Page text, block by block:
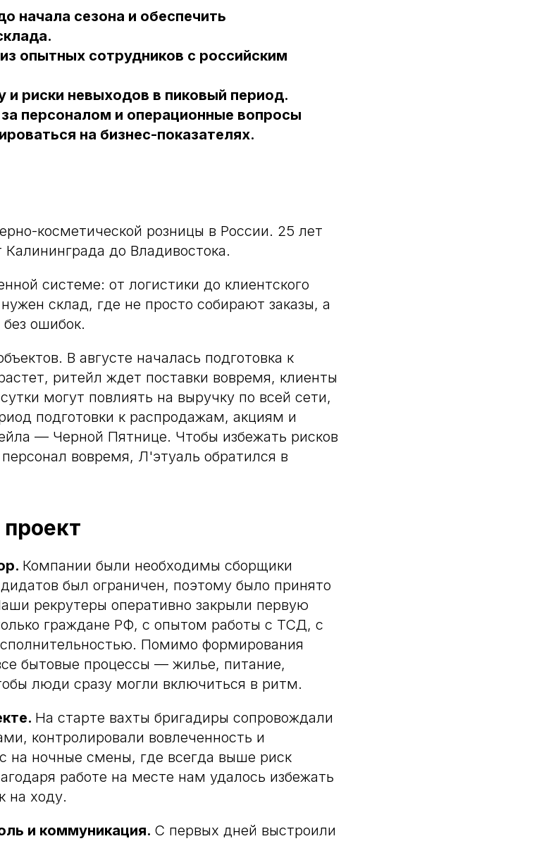
начала сезона и обеспечить
опытных сотрудников с российским
и риски невыходов в пиковый период.
персоналом и операционные вопросы
на бизнес-показателях.
косметической розницы в России. 25 лет
до Владивостока.
системе: от логистики до клиентского
склад, где не просто собирают заказы, а
ошибок.
В августе началась подготовка к
ритейл ждет поставки вовремя, клиенты
могут повлиять на выручку по всей сети,
подготовки к распродажам, акциям и
— Черной Пятнице. Чтобы избежать рисков
вовремя, Л'этуаль обратился в
Компании были необходимы сборщики
был ограничен, поэтому было принято
рекрутеры оперативно закрыли первую
граждане РФ, с опытом работы с ТСД, с
Помимо формирования
бытовые процессы — жилье, питание,
люди сразу могли включиться в ритм.
На старте вахты бригадиры сопровождали
контролировали вовлеченность и
на ночные смены, где всегда выше риск
работе на месте нам удалось избежать
на ходу.
и коммуникация. С первых дней выстроили